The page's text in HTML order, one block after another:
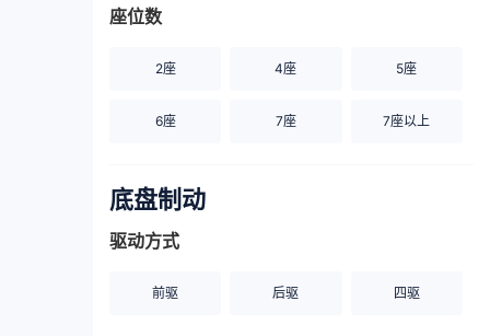
座位数
2座 4座 5座
6座 7座 7座以上
底盘制动
驱动方式
前驱 后驱 四驱